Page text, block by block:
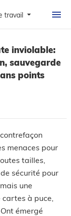
travail
PROPOS
inviolable:
sauvegarde
points
menaces pour
tailles,
sécurité pour
une
à puce,
Ont émergé